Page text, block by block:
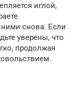
иглой,
ними снова. Если
уверены, что
продолжая